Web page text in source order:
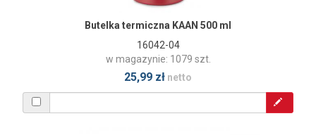
Butelka termiczna KAAN 500 ml
16042-04
w magazynie: 1079 szt.
25,99 zł netto